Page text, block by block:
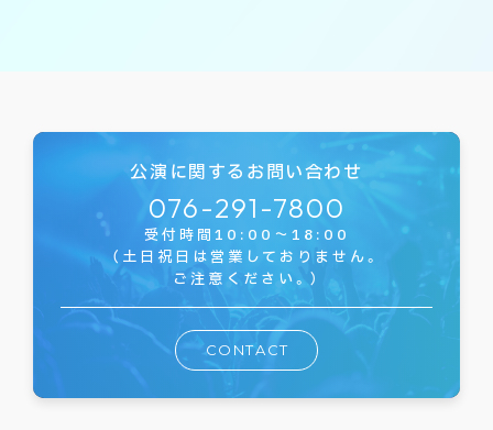
公演に関するお問い合わせ
076-291-7800
受付時間10:00～18:00
（土日祝日は営業しておりません。
ご注意ください。）
CONTACT